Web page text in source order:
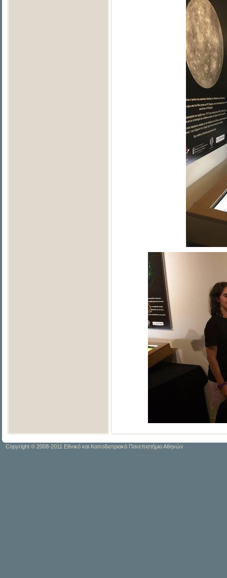
Copyright © 2008-2011 Εθνικό και Καποδιστριακό Πανεπιστήμιο Αθηνών